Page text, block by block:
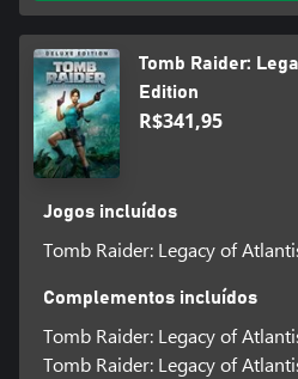
Tomb Raider:
Edition
R$341,95
Jogos incluídos
Tomb Raider: Legacy of
Complementos incluídos
Tomb Raider: Legacy of
Tomb Raider: Legacy of